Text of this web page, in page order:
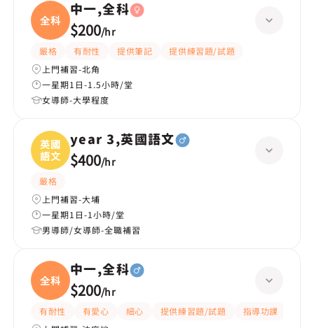
全科
中一,全科
$200/hr
嚴格 有耐性 提供筆記
提供練習題/試題
上門補習-北角
一星期1日-1.5小時/堂
女導師-大學程度
英國
語文
year 3,英國語文
$400/hr
嚴格
上門補習-大埔
一星期1日-1小時/堂
男導師/女導師-全職補習
全科
中一,全科
$200/hr
有耐性 有愛心 細心 提供練習題/試題 指導功課